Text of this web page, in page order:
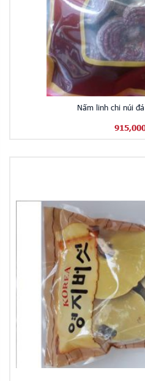
Nấm linh chi núi